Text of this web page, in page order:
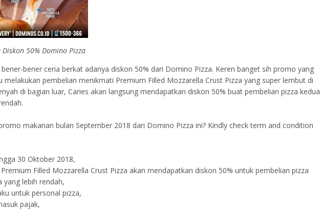
50% Domino Pizza
bener ceria berkat adanya diskon 50% dari Domino Pizza. Keren banget sih promo yang
melakukan pembelian menikmati Premium Filled Mozzarella Crust Pizza yang super lembut di
di bagian luar, Caries akan langsung mendapatkan diskon 50% buat pembelian pizza kedua
makanan bulan September 2018 dari Domino Pizza ini? Kindly check term and condition
30 Oktober 2018,
Filled Mozzarella Crust Pizza akan mendapatkan diskon 50% untuk pembelian pizza
yang lebih rendah,
untuk personal pizza,
pajak,